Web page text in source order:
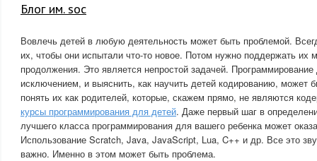
Блог им. soc
Вовлечь детей в любую деятельность может быть проблемой.
их, чтобы они испытали что-то новое. Потом нужно поддержать их
продолжения. Это является непростой задачей.
исключением, и выяснить, как научить детей кодированию, может
понять их как родителей, которые, скажем прямо, не являются
курсы программирования для детей. Даже первый шаг в
лучшего класса программирования для вашего ребенка может
Использование Scratch, Java, JavaScript, Lua, C++ и др. Все это
важно. Именно в этом может быть проблема.